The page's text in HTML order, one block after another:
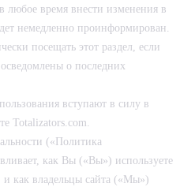
любое время внести изменения в
немедленно проинформирован.
посещать этот раздел, если
о последних
вступают в силу в
Totalizators.com.
(«Политика
как Вы («Вы») используете
и как владельцы сайта («Мы»)